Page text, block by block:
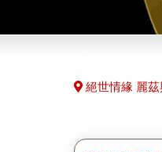
絕世情緣 麗